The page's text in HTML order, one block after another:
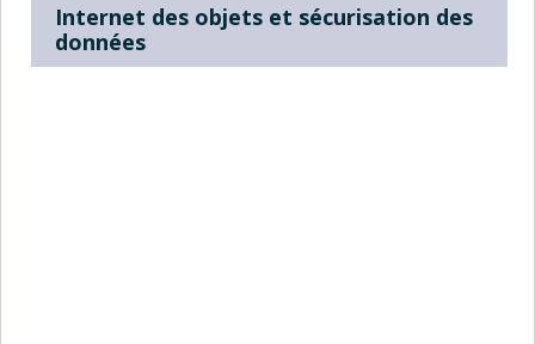
Internet des objets et sécurisation des
données